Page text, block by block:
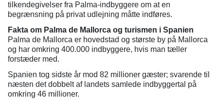
tilkendegivelser fra Palma-indbyggere om at en
begrænsning på privat udlejning måtte indføres.
Fakta om Palma de Mallorca og turismen i Spanien
Palma de Mallorca er hovedstad og største by på Mallorca
og har omkring 400.000 indbyggere, hvis man tæller
forstæder med.
Spanien tog sidste år mod 82 millioner gæster; svarende til
næsten det dobbelt af landets samlede indbyggertal på
omkring 46 millioner.